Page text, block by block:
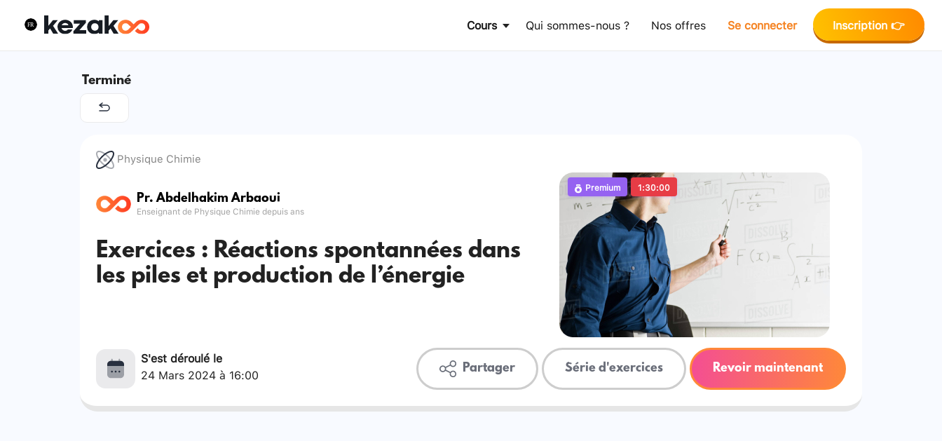
Cours Qui sommes-nous ? Nos offres Se connecter Inscription 👉
Terminé
Physique Chimie
Pr. Abdelhakim Arbaoui
Enseignant de Physique Chimie depuis ans
Exercices : Réactions spontannées dans
les piles et production de l’énergie
Premium 1:30:00
S'est déroulé le
24 Mars 2024 à 16:00
Partager Série d'exercices Revoir maintenant